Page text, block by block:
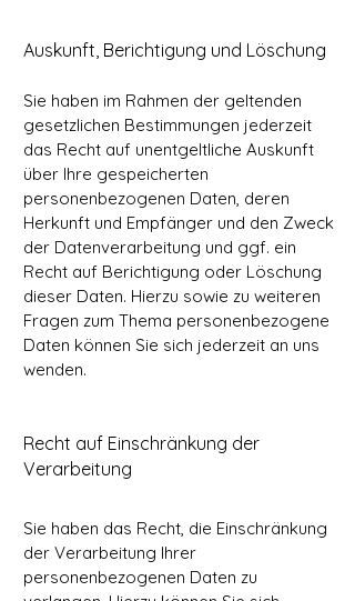
Auskunft, Berichtigung und Löschung
Sie haben im Rahmen der geltenden
gesetzlichen Bestimmungen jederzeit
das Recht auf unentgeltliche Auskunft
über Ihre gespeicherten
personenbezogenen Daten, deren
Herkunft und Empfänger und den Zweck
der Datenverarbeitung und ggf. ein
Recht auf Berichtigung oder Löschung
dieser Daten. Hierzu sowie zu weiteren
Fragen zum Thema personenbezogene
Daten können Sie sich jederzeit an uns
wenden.
Recht auf Einschränkung der
Verarbeitung
Sie haben das Recht, die Einschränkung
der Verarbeitung Ihrer
personenbezogenen Daten zu